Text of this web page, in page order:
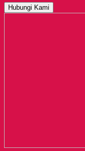
Hubungi Kami